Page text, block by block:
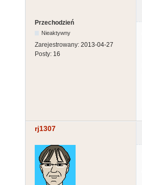
Przechodzień
Nieaktywny
Zarejestrowany: 2013-04-27
Posty: 16
rj1307